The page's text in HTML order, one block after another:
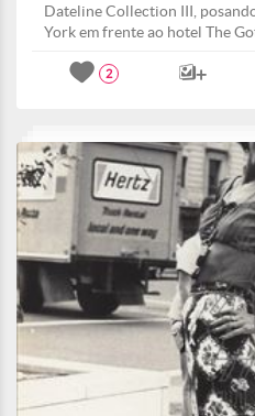
Dateline Collection III,
York em frente ao hotel The
2